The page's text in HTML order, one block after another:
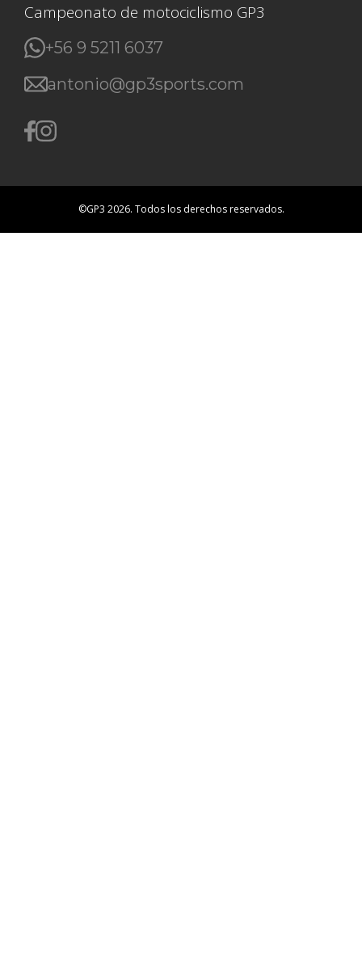
Campeonato de motociclismo GP3
+56 9 5211 6037
antonio@gp3sports.com
©GP3 2026. Todos los derechos reservados.